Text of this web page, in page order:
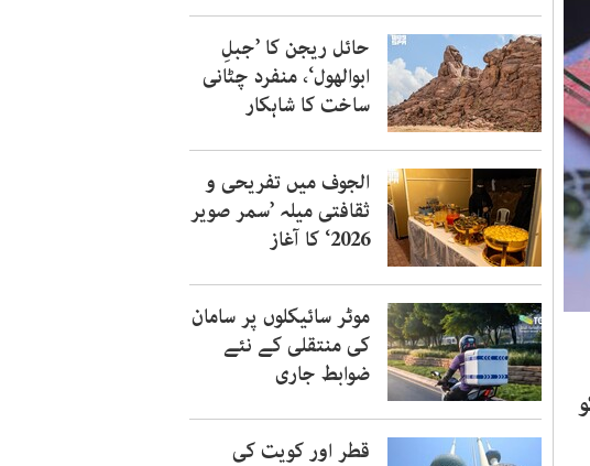
حائل ریجن کا ’جبلِ
ابوالھول‘، منفرد چٹانی
ساخت کا شاہکار
الجوف میں تفریحی و
ثقافتی میلہ ’سمر صویر
2026‘ کا آغاز
موٹر سائیکلوں پر سامان
کی منتقلی کے نئے
ضوابط جاری
قطر اور کویت کی